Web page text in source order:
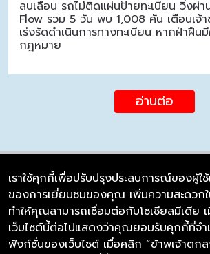
ลบเลือน รถไม่ติดแผ่นป้ายทะเบียน วิ่งผ่
Flow รวม 5 วัน พบ 1,008 คัน เตือนเจ้
เร่งรัดดำเนินการทางทะเบียน หากฝ่าฝืน
กฎหมาย
อ่านต่อ
บริษัท ซิมลิงค์ จำกัด
98/226 Bangrakyai-Baanmai Road,
Bangyai, Nonthaburi 11140
เราใช้คุกกี้เพื่อปรับปรุงประสบการณ์ของผู้ใ
ของการเยี่ยมชมของคุณ เพิ่มความสะดวกใ
ทำให้คุณสามารถเชื่อมต่อกับโซเชียลมีเดีย
เว็บไซต์นี้ต่อไปแสดงว่าคุณยอมรับคุกกี้ที่จำ
ฟังก์ชั่นของเว็บไซต์ เมื่อคลิก “ข้าพเจ้าตก